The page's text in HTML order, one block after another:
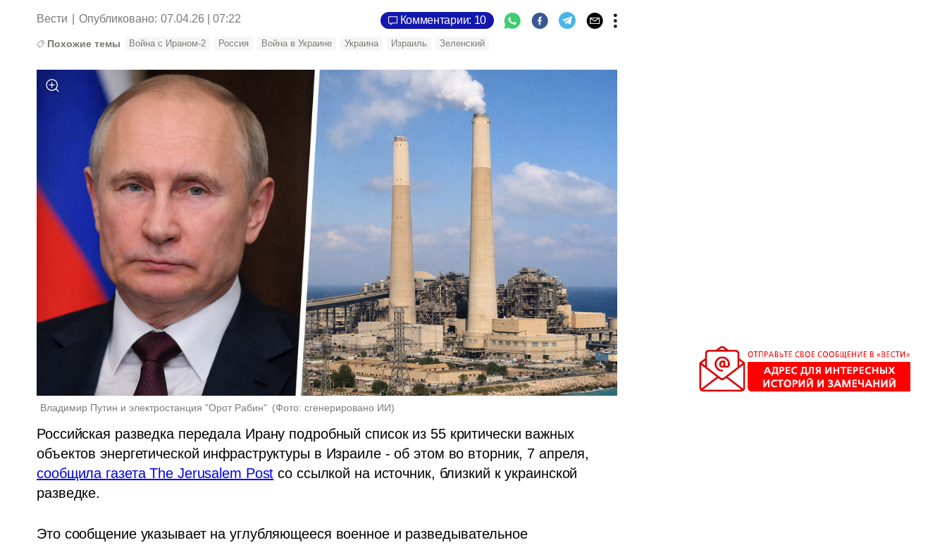
Вести Опубликовано: 07.04.26 | 07:22 Комментарии: 10
Похожие темы Война с Ираном-2 Россия Война в Украине Украина Израиль Зеленский
Владимир Путин и электростанция "Орот Рабин" (Фото: сгенерировано ИИ)
Российская разведка передала Ирану подробный список из 55 критически важных
сообщила газета The Jerusalem Post со ссылкой на источник, близкий к украинской
разведке.
Это сообщение указывает на углубляющееся военное и разведывательное